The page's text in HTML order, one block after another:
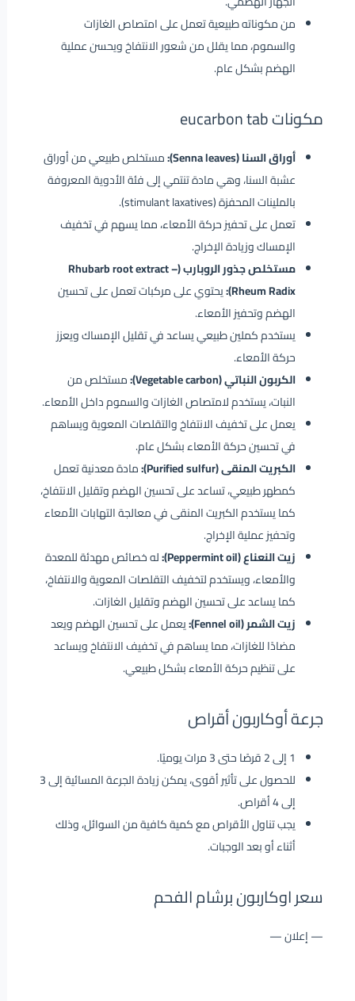
من مكوناته طبيعية تعمل على امتصاص الغازات
والسموم، مما يقلل من شعور الانتفاخ ويحسن عملية
الهضم بشكل عام.
مكونات eucarbon tab
أوراق السنا (Senna leaves):
مستخلص طبيعي من أوراق
عشبة السنا، وهي مادة تنتمي إلى فئة الأدوية المعروفة
بالملينات المحفزة (stimulant laxatives).
تعمل على تحفيز حركة الأمعاء، مما يسهم في تخفيف
الإمساك وزيادة الإخراج.
مستخلص جذور الروبارب (Rhubarb root extract –
Rheum Radix): يحتوي على مركبات تعمل على تحسين
الهضم وتحفيز الأمعاء.
يستخدم كملين طبيعي يساعد في تقليل الإمساك ويعزز
حركة الأمعاء.
الكربون النباتي (Vegetable carbon):
مستخلص من
النبات، يستخدم لامتصاص الغازات والسموم داخل الأمعاء.
يعمل على تخفيف الانتفاخ والتقلصات المعوية ويساهم
في تحسين حركة الأمعاء بشكل عام.
الكبريت المنقى (Purified sulfur):
مادة معدنية تعمل
كمطهر طبيعي، تساعد على تحسين الهضم وتقليل الانتفاخ،
كما يستخدم الكبريت المنقى في معالجة التهابات الأمعاء
وتحفيز عملية الإخراج.
زيت النعناع (Peppermint oil):
له خصائص مهدئة للمعدة
والأمعاء، ويستخدم لتخفيف التقلصات المعوية والانتفاخ،
كما يساعد على تحسين الهضم وتقليل الغازات.
زيت الشمر (Fennel oil):
يعمل على تحسين الهضم ويعد
مضادًا للغازات، مما يساهم في تخفيف الانتفاخ ويساعد
على تنظيم حركة الأمعاء بشكل طبيعي.
جرعة أوكاربون أقراص
1 إلى 2 قرصًا حتى 3 مرات يوميًا.
للحصول على تأثير أقوى، يمكن زيادة الجرعة المسائية إلى 3
إلى 4 أقراص.
يجب تناول الأقراص مع كمية كافية من السوائل، وذلك
أثناء أو بعد الوجبات.
سعر اوكاربون برشام الفحم
— إعلان —